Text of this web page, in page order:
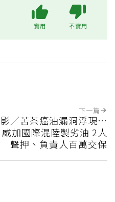
實用 不實用
下一篇
影／苦茶癌油漏洞浮現…
威加國際混陸製劣油 2人
聲押、負責人百萬交保